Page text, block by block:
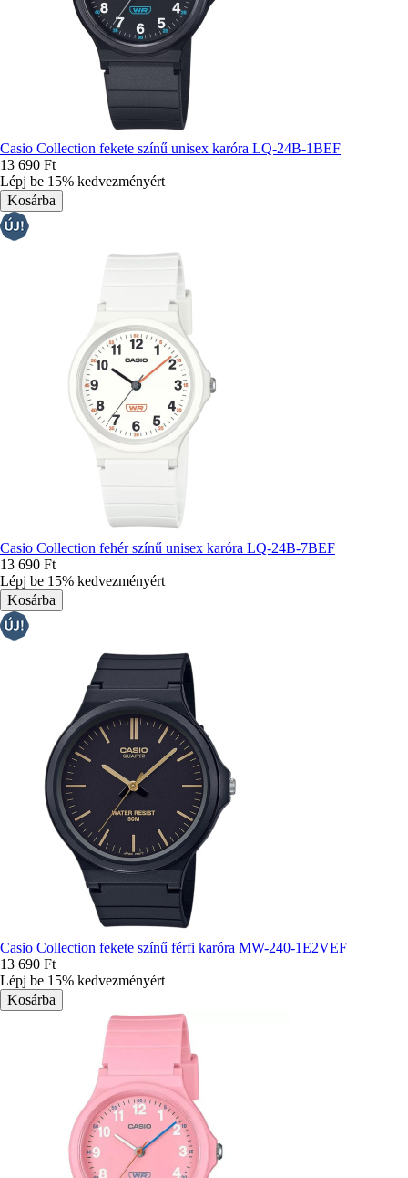
Casio Collection fekete színű unisex karóra LQ-24B-1BEF
13 690 Ft
Lépj be 15% kedvezményért
Casio Collection fehér színű unisex karóra LQ-24B-7BEF
13 690 Ft
Lépj be 15% kedvezményért
Casio Collection fekete színű férfi karóra MW-240-1E2VEF
13 690 Ft
Lépj be 15% kedvezményért